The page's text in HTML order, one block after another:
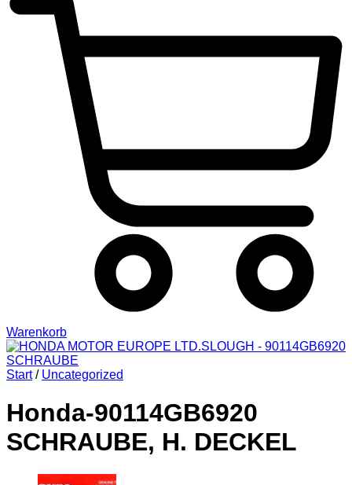
Warenkorb
Start / Uncategorized
Honda-90114GB6920
SCHRAUBE, H. DECKEL